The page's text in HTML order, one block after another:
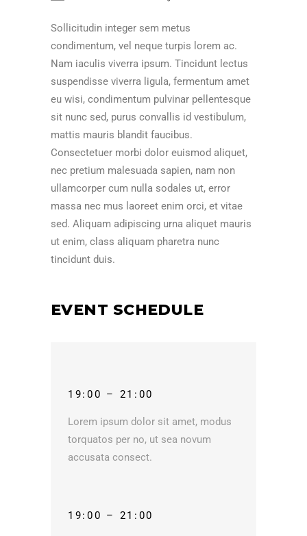
Sollicitudin integer sem metus
condimentum, vel neque turpis lorem ac.
Nam iaculis viverra ipsum. Tincidunt lectus
suspendisse viverra ligula, fermentum amet
eu wisi, condimentum pulvinar pellentesque
sit nunc sed, purus convallis id vestibulum,
mattis mauris blandit faucibus.
Consectetuer morbi dolor euismod aliquet,
nec pretium malesuada sapien, nam non
ullamcorper cum nulla sodales ut, error
massa nec mus laoreet enim orci, et vitae
sed. Aliquam adipiscing urna aliquet mauris
ut enim, class aliquam pharetra nunc
tincidunt duis.
EVENT SCHEDULE
19:00 – 21:00
Lorem ipsum dolor sit amet, modus
torquatos per no, ut sea novum
accusata consect.
19:00 – 21:00